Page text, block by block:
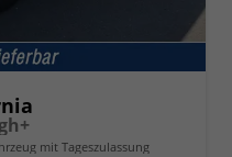
mit Tageszulassung